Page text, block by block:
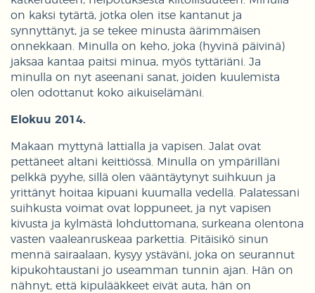
on kaksi tytärtä, jotka olen itse kantanut ja
synnyttänyt, ja se tekee minusta äärimmäisen
onnekkaan. Minulla on keho, joka (hyvinä päivinä)
jaksaa kantaa paitsi minua, myös tyttäriäni. Ja
minulla on nyt aseenani sanat, joiden kuulemista
olen odottanut koko aikuiselämäni.
Elokuu 2014.
Makaan myttynä lattialla ja vapisen. Jalat ovat
pettäneet altani keittiössä. Minulla on ympärilläni
pelkkä pyyhe, sillä olen vääntäytynyt suihkuun ja
yrittänyt hoitaa kipuani kuumalla vedellä. Palatessani
suihkusta voimat ovat loppuneet, ja nyt vapisen
kivusta ja kylmästä lohduttomana, surkeana olentona
vasten vaaleanruskeaa parkettia. Pitäisikö sinun
mennä sairaalaan, kysyy ystäväni, joka on seurannut
kipukohtaustani jo useamman tunnin ajan. Hän on
nähnyt, että kipulääkkeet eivät auta, hän on